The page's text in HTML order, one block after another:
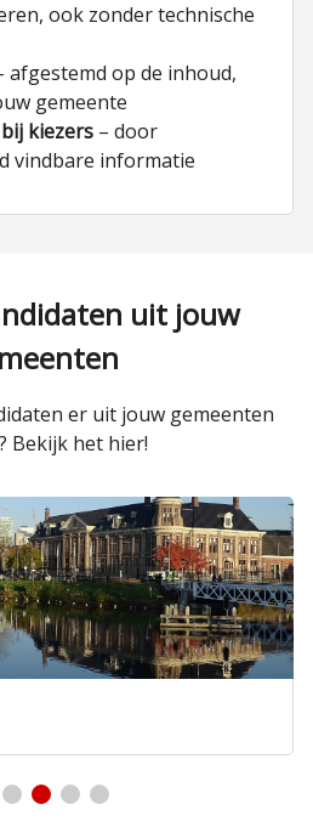
ook zonder technische
afgestemd op de inhoud,
gemeente
kiezers – door
vindbare informatie
uit jouw
er uit jouw gemeenten
Bekijk het hier!